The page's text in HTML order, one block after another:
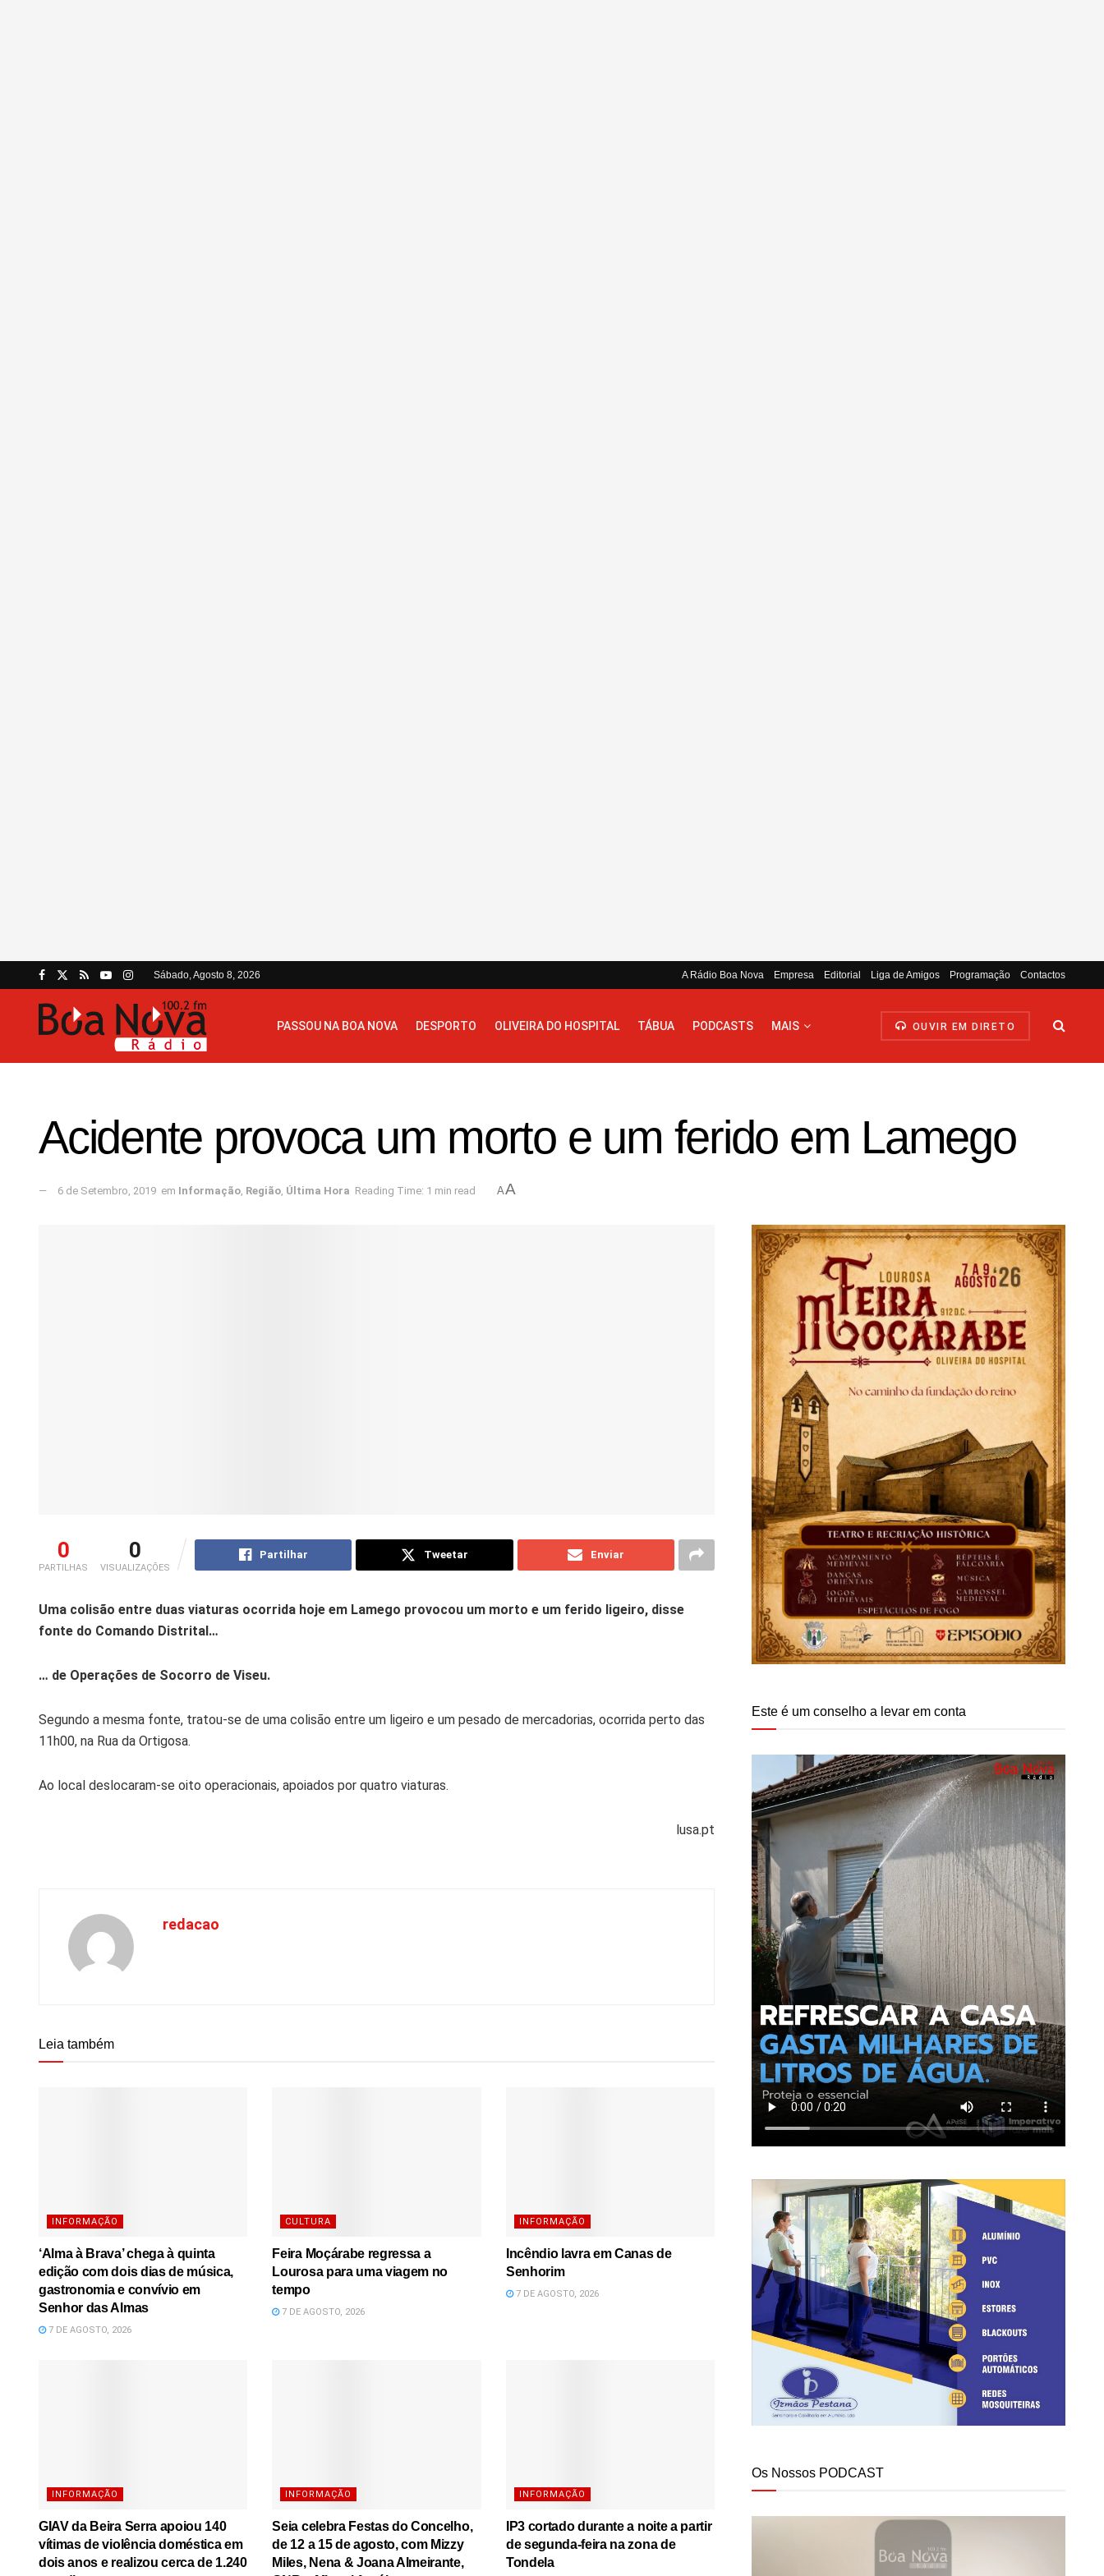
Sábado, Agosto 8, 2026 A Rádio Boa Nova Empresa Editorial Liga de Amigos Programação Contactos
PASSOU NA BOA NOVA DESPORTO OLIVEIRA DO HOSPITAL TÁBUA PODCASTS MAIS OUVIR EM DIRETO
Acidente provoca um morto e um ferido em Lamego
6 de Setembro, 2019 em Informação, Região, Última Hora Reading Time: 1 min read AA
0
PARTILHAS
0
VISUALIZAÇÕES
Partilhar Tweetar Enviar
Uma colisão entre duas viaturas ocorrida hoje em Lamego provocou um morto e um ferido ligeiro, disse
fonte do Comando Distrital…
… de Operações de Socorro de Viseu.
Segundo a mesma fonte, tratou-se de uma colisão entre um ligeiro e um pesado de mercadorias, ocorrida perto das
11h00, na Rua da Ortigosa.
Ao local deslocaram-se oito operacionais, apoiados por quatro viaturas.
lusa.pt
redacao
Leia também
INFORMAÇÃO
‘Alma à Brava’ chega à quinta
edição com dois dias de música,
gastronomia e convívio em
Senhor das Almas
7 DE AGOSTO, 2026
CULTURA
Feira Moçárabe regressa a
Lourosa para uma viagem no
tempo
7 DE AGOSTO, 2026
INFORMAÇÃO
Incêndio lavra em Canas de
Senhorim
7 DE AGOSTO, 2026
INFORMAÇÃO
GIAV da Beira Serra apoiou 140
vítimas de violência doméstica em
dois anos e realizou cerca de 1.240
INFORMAÇÃO
Seia celebra Festas do Concelho,
de 12 a 15 de agosto, com Mizzy
Miles, Nena & Joana Almeirante,
INFORMAÇÃO
IP3 cortado durante a noite a partir
de segunda-feira na zona de
Tondela
Este é um conselho a levar em conta
Os Nossos PODCAST